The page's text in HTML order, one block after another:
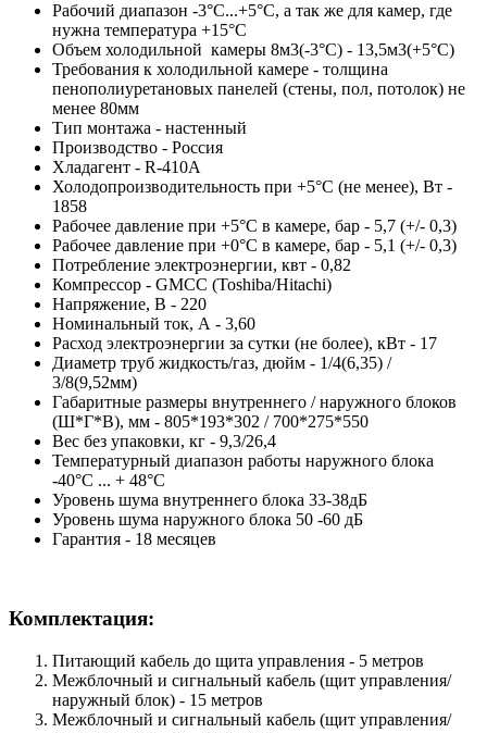
Рабочий диапазон -3°C...+5°C, а так же для камер, где
нужна температура +15°C
Объем холодильной камеры 8м3(-3°C) - 13,5м3(+5°C)
Требования к холодильной камере - толщина
пенополиуретановых панелей (стены, пол, потолок) не
менее 80мм
Тип монтажа - настенный
Производство - Россия
Хладагент - R-410A
Холодопроизводительность при +5°C (не менее), Вт -
1858
Рабочее давление при +5°C в камере, бар - 5,7 (+/- 0,3)
Рабочее давление при +0­°C в камере, бар - 5,1 (+/- 0,3)
Потребление электроэнергии, квт - 0,82
Компрессор - GMCC (Toshiba/Hitachi)
Напряжение, В - 220
Номинальный ток, А - 3,60
Расход электроэнергии за сутки (не более), кВт - 17
Диаметр труб жидкость/газ, дюйм - 1/4(6,35) /
3/8(9,52мм)
Габаритные размеры внутреннего / наружного блоков
(Ш*Г*В), мм - 805*193*302 / 700*275*550
Вес без упаковки, кг - 9,3/26,4
Температурный диапазон работы наружного блока
-40°С ... + 48°С
Уровень шума внутреннего блока 33-38дБ
Уровень шума наружного блока 50 -60 дБ
Гарантия - 18 месяцев
Комплектация:
Питающий кабель до щита управления - 5 метров
Межблочный и сигнальный кабель (щит управления/
наружный блок) - 15 метров
Межблочный и сигнальный кабель (щит управления/